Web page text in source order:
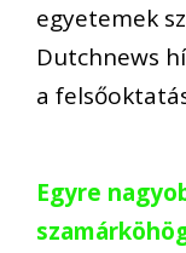
egyetemek
Dutchnews
a
Egyre